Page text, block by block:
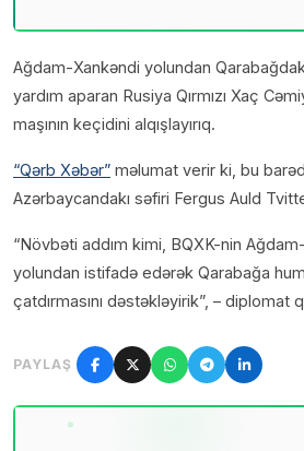
Ağdam-Xankəndi yolundan
yardım aparan Rusiya Qırmızı Xaç
maşının keçidini alqışlayırıq.
“Qərb Xəbər” məlumat verir ki, bu
Azərbaycandakı səfiri Fergus Auld
“Növbəti addım kimi, BQXK-nin
yolundan istifadə edərək Qarabağa
çatdırmasını dəstəkləyirik”, – diplomat
PAYLAŞ